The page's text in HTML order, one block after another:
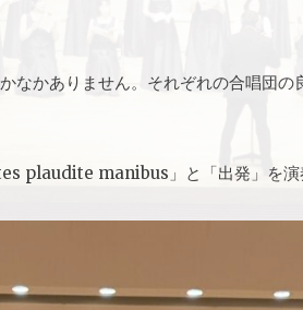
なかありません。それぞれの合唱団の
plaudite manibus」と「出発」を演